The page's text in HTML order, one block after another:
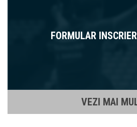
FORMULAR
VEZI MAI